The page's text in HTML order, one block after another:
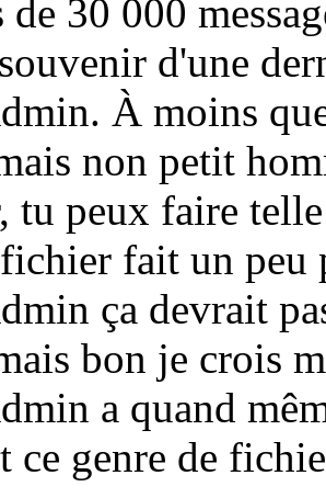
de 30 000
d'une
À moins
non petit
tu peux faire
fait un peu
ça devrait
bon je crois
a quand
ce genre de